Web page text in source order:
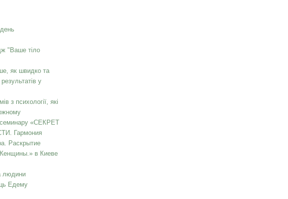
"Ваше тіло
як швидко та
у
з психології, які
«СЕКРЕТ
Гармония
Раскрытие
в Киеве
людини
Едему